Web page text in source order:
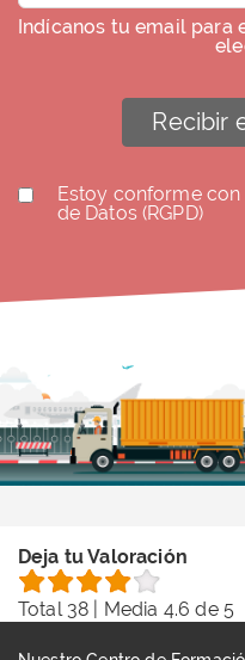
Indícanos tu email para
Recibir
Estoy conforme
de Datos (RGPD)
Deja tu Valoración
Total 38 | Media 4.6 de 5